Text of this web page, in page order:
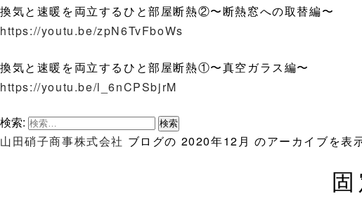
換気と速暖を両立するひと部屋断熱②〜断熱窓への取替編〜
https://youtu.be/zpN6TvFboWs
換気と速暖を両立するひと部屋断熱①〜真空ガラス編〜
https://youtu.be/l_6nCPSbjrM
検索:
山田硝子商事株式会社 ブログの 2020年12月 のアーカイブを表